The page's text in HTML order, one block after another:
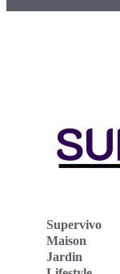
Supervivo
Maison
Jardin